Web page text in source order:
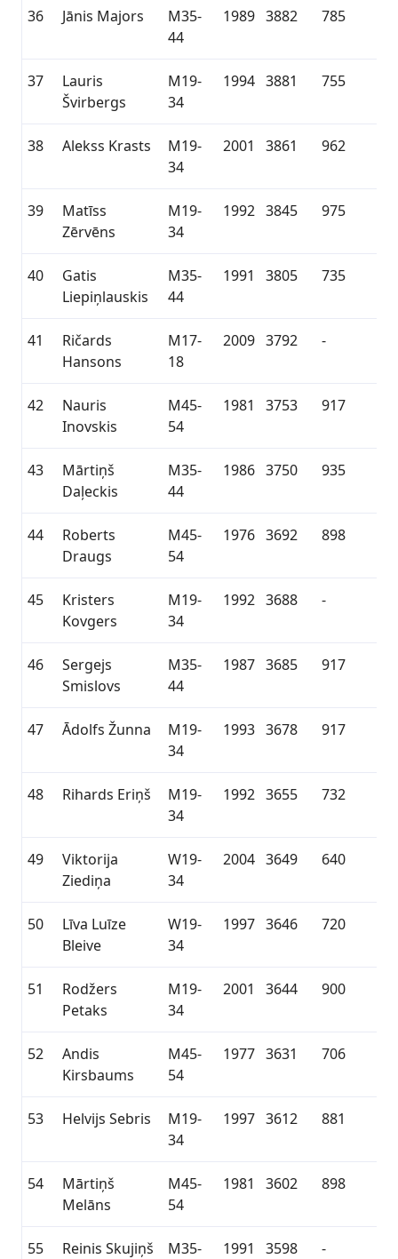
36 Jānis Majors
M35-
44
1989 3882 785
37
Lauris
Švirbergs
M19-
34
1994 3881 755
38 Alekss Krasts
M19-
34
2001 3861 962
39
Matīss
Zērvēns
M19-
34
1992 3845 975
40
Gatis
Liepiņlauskis
M35-
44
1991 3805 735
41
Ričards
Hansons
M17-
18
2009 3792 -
42
Nauris
Inovskis
M45-
54
1981 3753 917
43
Mārtiņš
Daļeckis
M35-
44
1986 3750 935
44
Roberts
Draugs
M45-
54
1976 3692 898
45
Kristers
Kovgers
M19-
34
1992 3688 -
46
Sergejs
Smislovs
M35-
44
1987 3685 917
47 Ādolfs Žunna
M19-
34
1993 3678 917
48 Rihards Eriņš
M19-
34
1992 3655 732
49
Viktorija
Ziediņa
W19-
34
2004 3649 640
50
Līva Luīze
Bleive
W19-
34
1997 3646 720
51
Rodžers
Petaks
M19-
34
2001 3644 900
52
Andis
Kirsbaums
M45-
54
1977 3631 706
53 Helvijs Sebris
M19-
34
1997 3612 881
54
Mārtiņš
Melāns
M45-
54
1981 3602 898
55 Reinis Skujiņš
M35-
1991 3598 -